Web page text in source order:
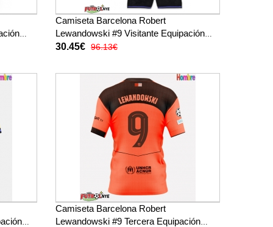
Camiseta Barcelona Robert
Lewandowski #9 Visitante Equipación
para niños 2025-26 manga corta (+
30.45€ 96.13€
Camiseta Barcelona Robert
Lewandowski #9 Tercera Equipación